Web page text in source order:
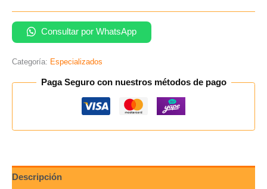
Consultar por WhatsApp
Categoría: Especializados
Paga Seguro con nuestros métodos de pago
Descripción